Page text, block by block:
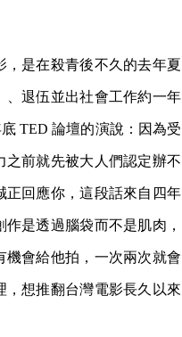
是在殺青後不久的去年夏
、退伍並出社會工作約一年
TED 論壇的演說：因為受
前就先被大人們認定辦不
正回應你，這段話來自四年
是透過腦袋而不是肌肉，
會給他拍，一次兩次就會
想推翻台灣電影長久以來